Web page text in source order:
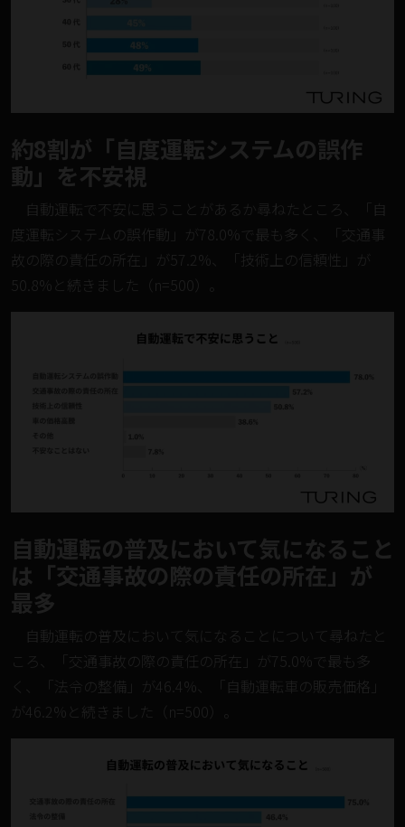
約8割が「自度運転システムの誤作
動」を不安視
自動運転で不安に思うことがあるか尋ねたところ、「自
度運転システムの誤作動」が78.0%で最も多く、「交通事
故の際の責任の所在」が57.2%、「技術上の信頼性」が
50.8%と続きました（n=500）。
自動運転の普及において気になること
は「交通事故の際の責任の所在」が
最多
自動運転の普及において気になることについて尋ねたと
ころ、「交通事故の際の責任の所在」が75.0%で最も多
く、「法令の整備」が46.4%、「自動運転車の販売価格」
が46.2%と続きました（n=500）。